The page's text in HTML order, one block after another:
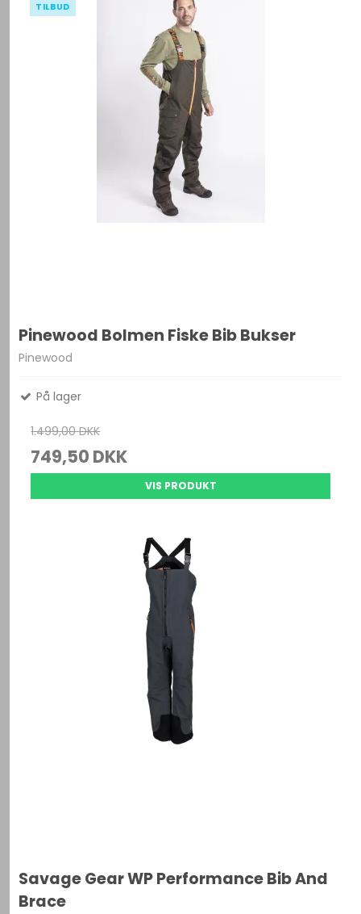
TILBUD
Pinewood Bolmen Fiske Bib Bukser
Pinewood
På lager
1.499,00 DKK
749,50 DKK
VIS PRODUKT
Savage Gear WP Performance Bib And
Brace